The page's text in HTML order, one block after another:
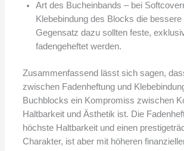
Art des Bucheinbands – bei
Klebebindung des Blocks die bessere
Gegensatz dazu sollten feste,
fadengeheftet werden.
Zusammenfassend lässt sich sagen,
zwischen Fadenheftung und
Buchblocks ein Kompromiss zwischen
Haltbarkeit und Ästhetik ist. Die
höchste Haltbarkeit und einen
Charakter, ist aber mit höheren